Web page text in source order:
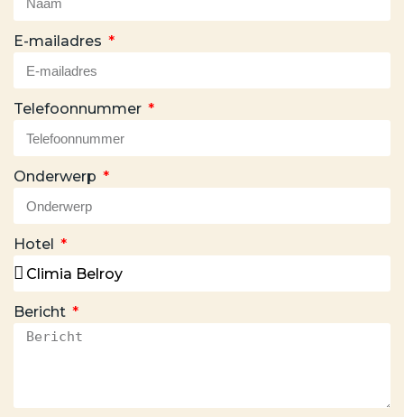
E-mailadres
Telefoonnummer
Onderwerp
Hotel
Bericht